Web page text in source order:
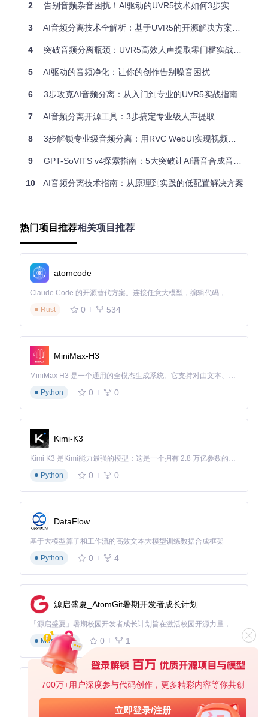
700万+用户深度参与代码创作，更多精彩内容等你共创
立即登录/注册
针对录制环境中的杂音，UVR5内置自适应降噪模块，它能像
智能净化器一样识别并过滤非人声频段的噪音。通过分析音频
的静默片段建立噪音模型，在不损伤人声质量的前提下，有效
降低背景干扰。
二、硬件适配检测：你的电脑能跑UVR5吗？
在开始前，请对照以下清单检查设备配置：
硬
类
最低配置 推荐配置
内
8GB RAM
卡
NVIDIA GTX 1050Ti (4
GB显存) 或 AMD RX 5
70 (4GB显存)
NVIDIA RTX 2060 (6GB
存
10GB可用空间 20GB SSD可用空间
统
⚠️ 注意：若使用AMD显卡，需确保已安装最新的ROCm驱
动；NVIDIA用户需安装CUDA 11.7及以上版本。
三、五步实操：UVR5人声分离零失败流程
1. 环境准备
克隆项目仓库：
安装依赖： 根据系统类型选择对应命令：
Windows用户：双击运行go-web.bat
Linux用户：终端执行bash run.sh
gs/config.py]文件，将
2. 模型下载与管理
自动下载模型
：启动WebUI后，在左侧导航栏选择"模型管
理"，找到"UVR5模型包"并点击下载。模型将自动保存至[asse
ts/uvr5_weights/]目录。
手动安装模型
将下载的模型文件复制到[assets/uvr5_weights/]目录
2 告别音频杂音困扰！AI驱动的UVR5技术如何3步实现人声完美分离
3 AI音频分离技术全解析：基于UVR5的开源解决方案实战指南
4 突破音频分离瓶颈：UVR5高效人声提取零门槛实战指南
5 AI驱动的音频净化：让你的创作告别噪音困扰
6 3步攻克AI音频分离：从入门到专业的UVR5实战指南
7 AI音频分离开源工具：3步搞定专业级人声提取
8 3步解锁专业级音频分离：用RVC WebUI实现视频配音无损提取
9 GPT-SoVITS v4探索指南：5大突破让AI语音合成音质跃升专业级
10 AI音频分离技术指南：从原理到实践的低配置解决方案
热门项目推荐相关项目推荐
atomcode
Claude Code 的开源替代方案。连接任意大模型，编辑代码，运行命令，自动验证 — 全自动执行。用 Rust 构建，极致性能。 ｜ An open-source alternative to Claude Code. Connect any LLM, edit code, run commands, and verify changes — autonomously. Built in Rust for speed. Get Started
Rust
0 534
MiniMax-H3
MiniMax H3 是一个通用的全模态生成系统。它支持对由文本、图像、视频和音频组成的多模态上下文进行统一理解，并能生成分辨率高达 2K、时长可达 15 秒的带原生立体声音频的视频。得益于面向任务泛化的系统设计，H3 在预训练阶段就已具备广泛的多模态上下文理解与生成能力，能够出色地执行复杂的多模态指令。
Python
0 0
Kimi-K3
Kimi K3 是Kimi能力最强的模型：这是一个拥有 2.8 万亿参数的混合专家（MoE）模型，具备原生视觉理解能力，并支持 100 万 token 的上下文窗口。
Python
0 0
DataFlow
基于大模型算子和工作流的高效文本大模型训练数据合成框架
Python
0 4
源启盛夏_AtomGit暑期开发者成长计划
「源启盛夏」暑期校园开发者成长计划旨在激活校园开源力量，通过积分激励、认证扶持、资源倾斜等形式，引导高校组织和开发者完成「入驻 — 建项目 — 做贡献 — 获认证 — 得资源」的完整闭环。无论你是想带领社团入驻平台的组织者，还是希望用代码贡献证明自己的开发者，都能在这里找到属于你的成长路径。
Markdown
0 1
py-xiaozhi
基于Python的Xiaozhi AI，适用于想要完整Xiaozhi体验而无需拥有专用硬件的用户。